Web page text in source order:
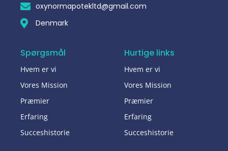
oxynormapotekltd@gmail.com
Denmark
Spørgsmål
Hvem er vi
Vores Mission
Præmier
Erfaring
Succeshistorie
Hurtige links
Hvem er vi
Vores Mission
Præmier
Erfaring
Succeshistorie